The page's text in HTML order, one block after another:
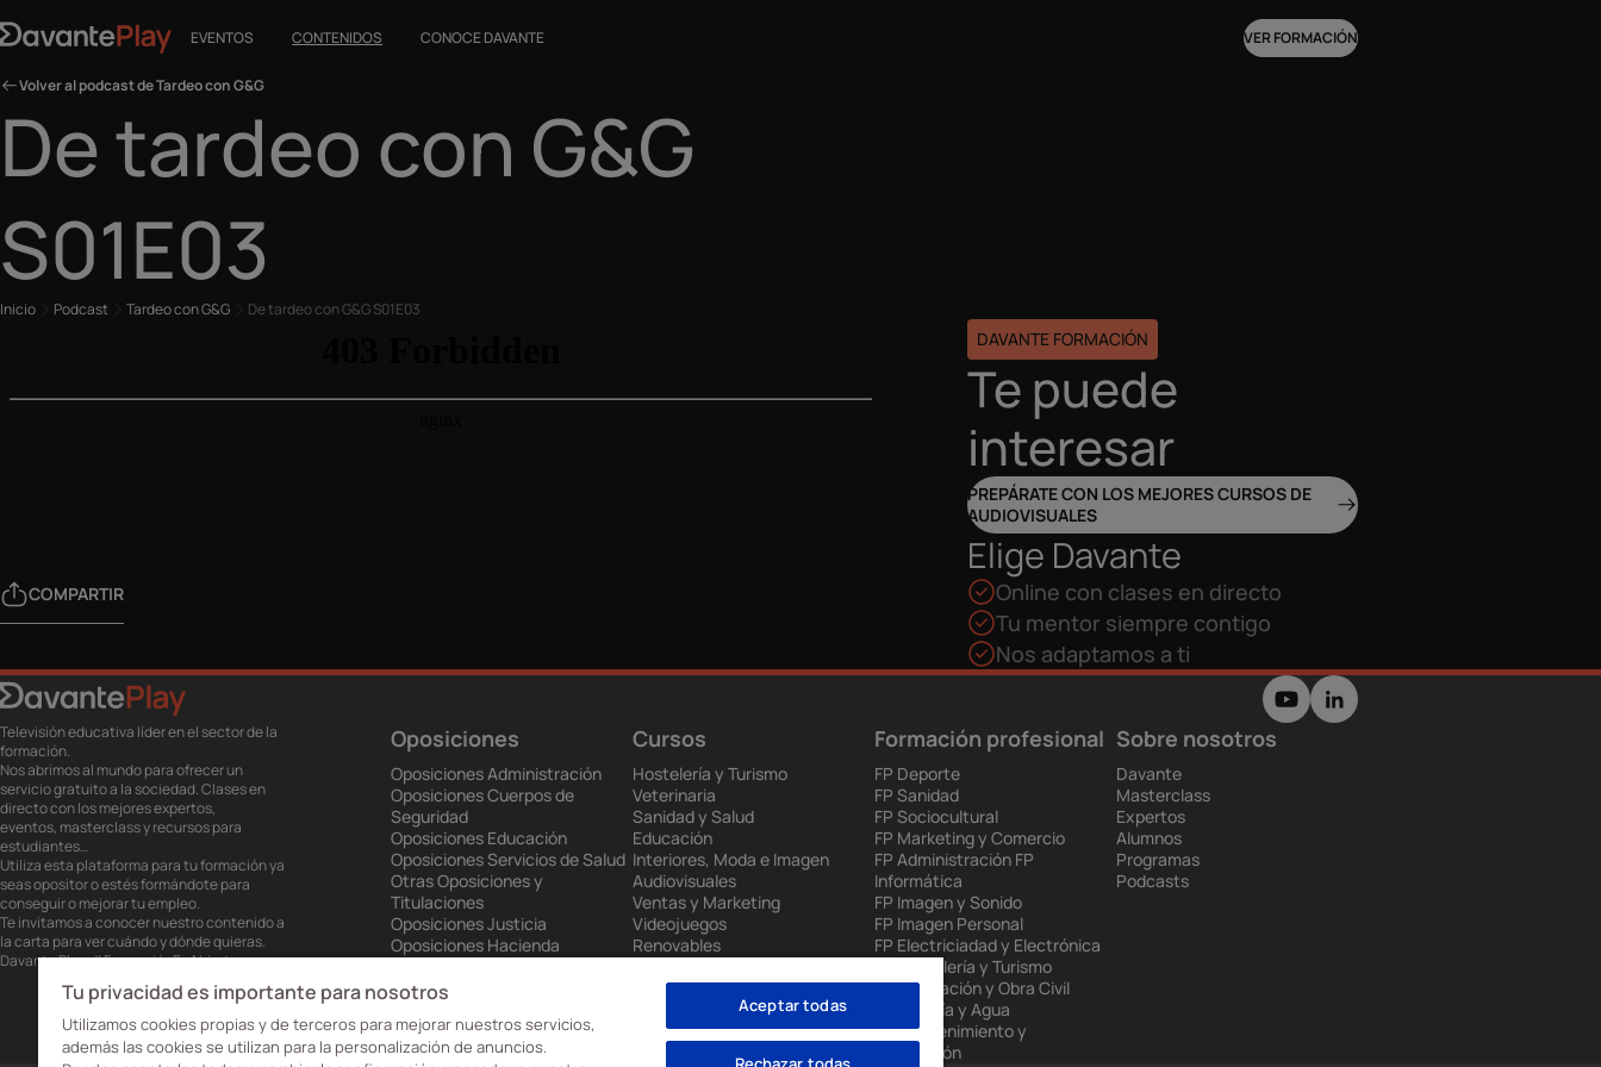
EVENTOS CONTENIDOS CONOCE DAVANTE VER FORMACIÓN
Volver al podcast de Tardeo con G&G
De tardeo con G&G
S01E03
Inicio Podcast Tardeo con G&G De tardeo con G&G S01E03
COMPARTIR
DAVANTE FORMACIÓN
Te puede
interesar
PREPÁRATE CON LOS MEJORES CURSOS DE
AUDIOVISUALES
Elige Davante
Online con clases en directo
Tu mentor siempre contigo
Nos adaptamos a ti
Televisión educativa líder en el sector de la
formación.
Nos abrimos al mundo para ofrecer un
servicio gratuito a la sociedad. Clases en
directo con los mejores expertos,
eventos, masterclass y recursos para
estudiantes…
Utiliza esta plataforma para tu formación ya
seas opositor o estés formándote para
conseguir o mejorar tu empleo.
Te invitamos a conocer nuestro contenido a
la carta para ver cuándo y dónde quieras.
Davante Play. #FormaciónEnAbierto
Oposiciones
Oposiciones Administración
Oposiciones Cuerpos de
Seguridad
Oposiciones Educación
Oposiciones Servicios de Salud
Otras Oposiciones y
Titulaciones
Oposiciones Justicia
Oposiciones Hacienda
Oposiciones Ejército
Cursos
Hostelería y Turismo
Veterinaria
Sanidad y Salud
Educación
Interiores, Moda e Imagen
Audiovisuales
Ventas y Marketing
Videojuegos
Renovables
Administración
Formación profesional
FP Deporte
FP Sanidad
FP Sociocultural
FP Marketing y Comercio
FP Administración FP
Informática
FP Imagen y Sonido
FP Imagen Personal
FP Electriciadad y Electrónica
FP Hostelería y Turismo
FP Edificación y Obra Civil
FP Energía y Agua
FP Mantenimiento y
Producción
Sobre nosotros
Davante
Masterclass
Expertos
Alumnos
Programas
Podcasts
Tu privacidad es importante para nosotros
Utilizamos cookies propias y de terceros para mejorar nuestros servicios,
además las cookies se utilizan para la personalización de anuncios.
Aceptar todas